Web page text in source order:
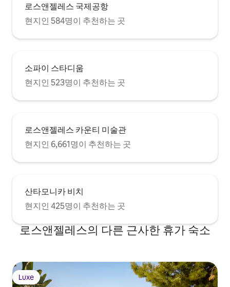
로스앤젤레스 국제공항
현지인 584명이 추천하는 곳
소파이 스타디움
현지인 523명이 추천하는 곳
로스앤젤레스 카운티 미술관
현지인 6,661명이 추천하는 곳
산타모니카 비치
현지인 425명이 추천하는 곳
로스앤젤레스의 다른 근사한 휴가 숙소
Luxe
Luxe